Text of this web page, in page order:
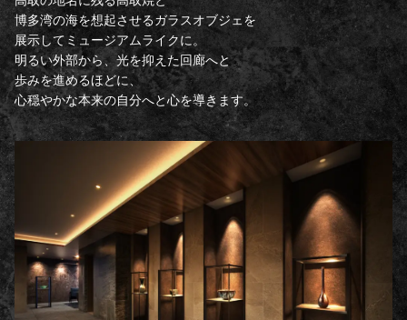
博多湾の海を想起させるガラスオブジェを
展示してミュージアムライクに。
明るい外部から、光を抑えた回廊へと
歩みを進めるほどに、
心穏やかな本来の自分へと心を導きます。